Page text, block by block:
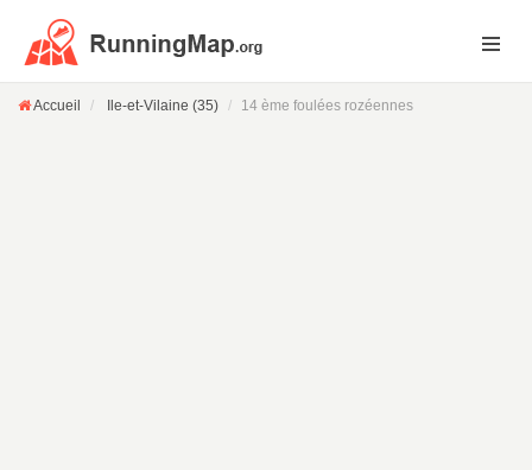
Accueil Ile-et-Vilaine (35) 14 ème foulées rozéennes